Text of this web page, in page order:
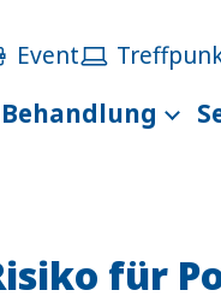
Event
Behandlung
für